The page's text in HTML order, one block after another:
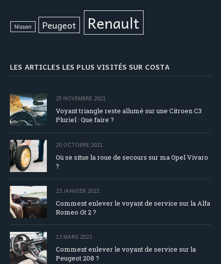
Nissan Peugeot Renault
LES ARTICLES LES PLUS VISITÉS SUR COSTA
25 NOVEMBRE 2021
Voyant triangle reste allumé sur une Citroen C3
Pluriel : Que faire ?
20 OCTOBRE 2021
Où se situe la roue de secours sur ma Opel Vivaro
?
23 JANVIER 2022
Comment enlever le voyant de service sur la Alfa
Romeo Gt 2 ?
13 MARS 2023
Comment enlever le voyant de service sur la
Peugeot 208 ?